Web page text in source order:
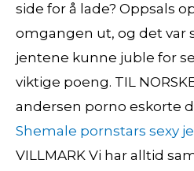
side for å lade? Oppsals
omgangen ut, og det var
jentene kunne juble for
viktige poeng. TIL
andersen porno eskorte
Shemale pornstars sexy
VILLMARK Vi har alltid